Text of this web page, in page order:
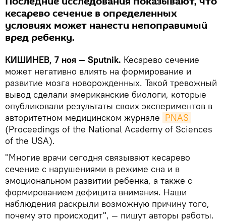
кесарево сечение в определенных
условиях может нанести непоправимый
вред ребенку.
КИШИНЕВ, 7 ноя — Sputnik. Кесарево сечение
может негативно влиять на формирование и
развитие мозга новорожденных. Такой тревожный
вывод сделали американские биологи, которые
опубликовали результаты своих экспериментов в
авторитетном медицинском журнале PNAS
(Proceedings of the National Academy of Sciences
of the USA).
"Многие врачи сегодня связывают кесарево
сечение с нарушениями в режиме сна и в
эмоциональном развитии ребенка, а также с
формированием дефицита внимания. Наши
наблюдения раскрыли возможную причину того,
почему это происходит", — пишут авторы работы.